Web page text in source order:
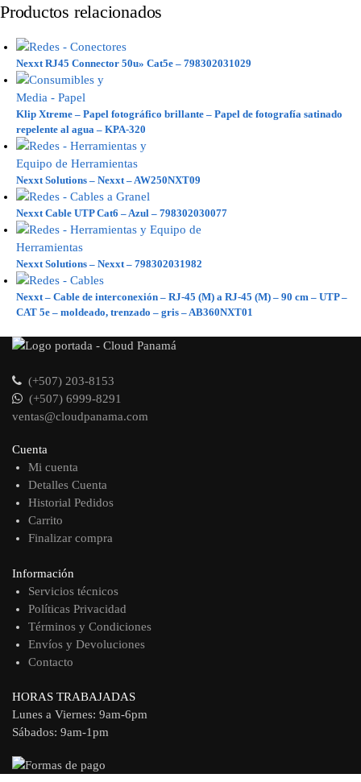
Productos relacionados
Nexxt RJ45 Connector 50u» Cat5e – 798302031029
Klip Xtreme – Papel fotográfico brillante – Papel de fotografía satinado
repelente al agua – KPA-320
Nexxt Solutions – Nexxt – AW250NXT09
Nexxt Cable UTP Cat6 – Azul – 798302030077
Nexxt Solutions – Nexxt – 798302031982
Nexxt – Cable de interconexión – RJ-45 (M) a RJ-45 (M) – 90 cm – UTP –
CAT 5e – moldeado, trenzado – gris – AB360NXT01
(+507) 203-8153
(+507) 6999-8291
ventas@cloudpanama.com
Cuenta
Mi cuenta
Detalles Cuenta
Historial Pedidos
Carrito
Finalizar compra
Información
Servicios técnicos
Políticas Privacidad
Términos y Condiciones
Envíos y Devoluciones
Contacto
HORAS TRABAJADAS
Lunes a Viernes: 9am-6pm
Sábados: 9am-1pm